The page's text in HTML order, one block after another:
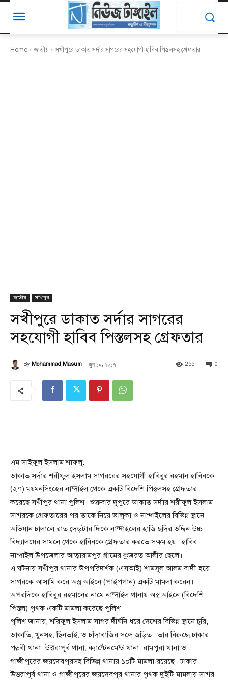
Home জাতীয় সখীপুরে ডাকাত সর্দার সাগরের সহযোগী হাবিব পিস্তলসহ গ্রেফতার
জাতীয় সখিপুর
সখীপুরে ডাকাত সর্দার সাগরের
সহযোগী হাবিব পিস্তলসহ গ্রেফতার
By Mohammad Masum জুন ১০, ২০১৭ 0
255
এম সাইফুল ইসলাম শাফলু:
ডাকাত সর্দার শরীফুল ইসলাম সাগররের সহযোগী হাবিবুর রহমান হাবিবকে
(২৭) ময়মনসিংহের নান্দাইল থেকে একটি বিদেশি পিস্তলসহ গ্রেফতার
করেছে সখীপুর থানা পুলিশ। শুক্রবার দুপুরে ডাকাত সর্দার শরীফুল ইসলাম
সাগরকে গ্রেফতারের পর তাকে নিয়ে ভালুকা ও নান্দাইলের বিভিন্ন স্থানে
অভিযান চালালে রাত দেড়টার দিকে নান্দাইলের হাজি ছদির উদ্দিন উচ্চ
বিদ্যালয়ের সামনে থেকে হাবিবকে গ্রেফতার করতে সক্ষম হয়। হাবিব
নান্দাইল উপজেলার আত্মারামপুর গ্রামের কুজরত আলীর ছেলে।
এ ঘটনায় সখীপুর থানার উপপরিদর্শক (এসআই) শামসুল আলম বাদী হয়ে
সাগরকে আসামি করে অস্ত্র আইনে (পাইপগান) একটি মামলা করেন।
অপরদিকে হাবিবুর রহমানের নামে নান্দাইল থানায় অস্ত্র আইনে (বিদেশি
পিস্তল) পৃথক একটি মামলা করেছে পুলিশ।
পুলিশ জানায়, শরিফুল ইসলাম সাগর দীর্ঘনি ধরে দেশের বিভিন্ন স্থানে চুরি,
ডাকাতি, খুনসহ, ছিনতাই, ও চাঁদাবাজির সঙ্গে জড়িত। তার বিরুদ্ধে ঢাকার
পল্লবী থানা, উত্তরাপূর্ব থানা, ক্যান্টেনমেন্ট থানা, রামপুরা থানা ও
গাজীপুরের জয়দেবপুরসহ বিভিন্ন থানায় ১০টি মামলা রয়েছে। ঢাকার
উত্তরাপূর্ব থানা ও গাজীপুরের জয়দেবপুর থানার পৃথক দুইটি মামলায় সাগর